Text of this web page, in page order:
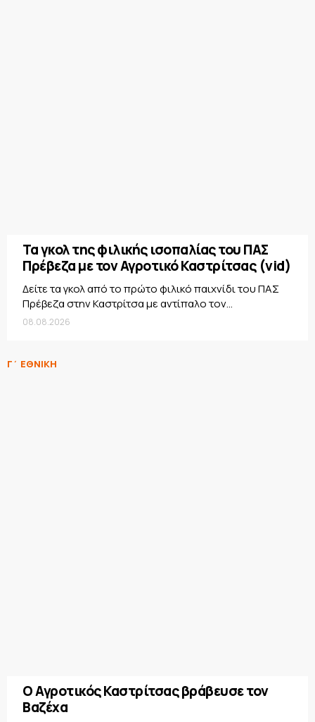
Τα γκολ της φιλικής ισοπαλίας του ΠΑΣ
Πρέβεζα με τον Αγροτικό Καστρίτσας (vid)
Δείτε τα γκολ από το πρώτο φιλικό παιχνίδι του ΠΑΣ
Πρέβεζα στην Καστρίτσα με αντίπαλο τον...
08.08.2026
Γ΄ ΕΘΝΙΚΗ
Ο Αγροτικός Καστρίτσας βράβευσε τον
Βαζέχα